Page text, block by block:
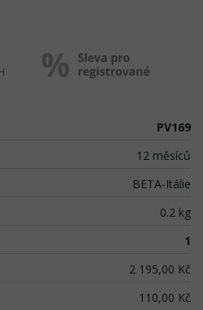
PV169
12 měsíců
BETA-Itálie
0.2 kg
1
2 195,00 Kč
110,00 Kč